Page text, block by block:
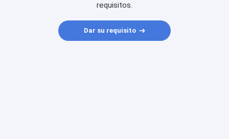
requisitos.
Dar su requisito